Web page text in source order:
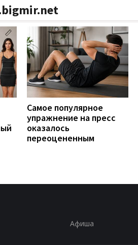
Самое популярное
упражнение на пресс
оказалось
переоцененным
Афиша